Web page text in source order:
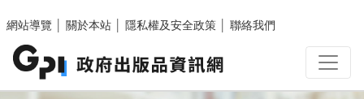
網站導覽
關於本站 隱私權及安全政策 聯絡我們